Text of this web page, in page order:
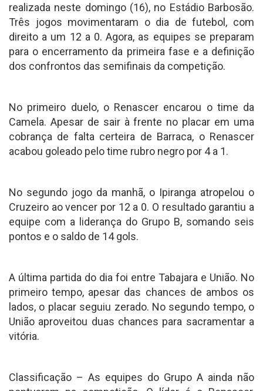
realizada neste domingo (16), no Estádio Barbosão.
Três jogos movimentaram o dia de futebol, com
direito a um 12 a 0. Agora, as equipes se preparam
para o encerramento da primeira fase e a definição
dos confrontos das semifinais da competição.
No primeiro duelo, o Renascer encarou o time da
Camela. Apesar de sair à frente no placar em uma
cobrança de falta certeira de Barraca, o Renascer
acabou goleado pelo time rubro negro por 4 a 1.
No segundo jogo da manhã, o Ipiranga atropelou o
Cruzeiro ao vencer por 12 a 0. O resultado garantiu a
equipe com a liderança do Grupo B, somando seis
pontos e o saldo de 14 gols.
A última partida do dia foi entre Tabajara e União. No
primeiro tempo, apesar das chances de ambos os
lados, o placar seguiu zerado. No segundo tempo, o
União aproveitou duas chances para sacramentar a
vitória.
Classificação – As equipes do Grupo A ainda não